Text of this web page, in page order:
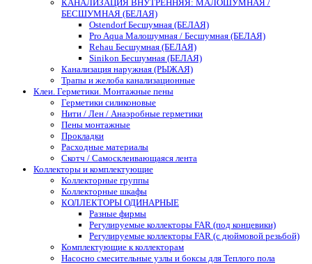
КАНАЛИЗАЦИЯ ВНУТРЕННЯЯ: МАЛОШУМНАЯ /
БЕСШУМНАЯ (БЕЛАЯ)
Ostendorf Бесшумная (БЕЛАЯ)
Pro Aqua Малошумная / Бесшумная (БЕЛАЯ)
Rehau Бесшумная (БЕЛАЯ)
Sinikon Бесшумная (БЕЛАЯ)
Канализация наружная (РЫЖАЯ)
Трапы и желоба канализационные
Клеи. Герметики. Монтажные пены
Герметики силиконовые
Нити / Лен / Анаэробные герметики
Пены монтажные
Прокладки
Расходные материалы
Скотч / Самосклеивающаяся лента
Коллекторы и комплектующие
Коллекторные группы
Коллекторные шкафы
КОЛЛЕКТОРЫ ОДИНАРНЫЕ
Разные фирмы
Регулируемые коллекторы FAR (под концевики)
Регулируемые коллекторы FAR (с дюймовой резьбой)
Комплектующие к коллекторам
Насосно смесительные узлы и боксы для Теплого пола